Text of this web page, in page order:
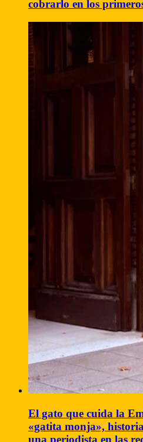
cobrarlo en los
El gato que cuida la
«gatita monja»,
una periodista en las